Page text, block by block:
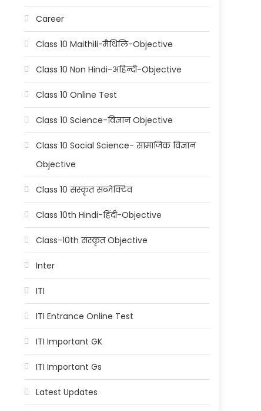
Career
Class 10 Maithili-मैथिलि-Objective
Class 10 Non Hindi-अहिन्दी-Objective
Class 10 Online Test
Class 10 Science-विज्ञान Objective
Class 10 Social Science- सामाजिक विज्ञान
Objective
Class 10 संस्कृत सब्जेक्टिव
Class 10th Hindi-हिंदी-Objective
Class-10th संस्कृत Objective
Inter
ITI
ITI Entrance Online Test
ITI Important GK
ITI Important Gs
Latest Updates